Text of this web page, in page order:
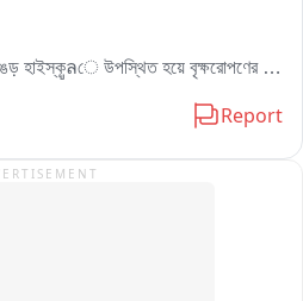
ਸਿੰਘ ਨਾਭਾ ਨੇ ਇਸ ਮੁੱਦੇ ਲਈ ਸਿੱਧੇ
ਸਰਕਾਰ ਦੀ ਨਾਕਾਮੀ ਕਾਰਨ ਪਿਛਲੇ ਕਈ
হাইস্কูลে উপস্থিত হয়ে বৃক্ষরোপণের
Report